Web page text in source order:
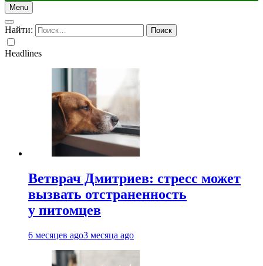
Menu
Найти:
Headlines
Ветврач Дмитриев: стресс может
вызвать отстраненность
у питомцев
6 месяцев ago3 месяца ago